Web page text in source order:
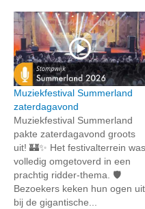
Muziekfestival Summerland
zaterdagavond
Muziekfestival Summerland
pakte zaterdagavond groots
uit! 🏰✨ Het festivalterrein was
volledig omgetoverd in een
prachtig ridder-thema. 🛡️
Bezoekers keken hun ogen uit
bij de gigantische...